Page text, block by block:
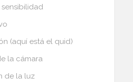
sensibilidad
(aquí está el quid)
la cámara
de la luz